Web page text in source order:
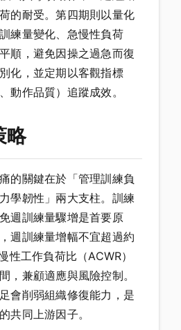
的耐受。第四期則以量化
練量變化、急慢性負荷
順，避免因操之過急而復
化，並定期以客觀指標
動作品質）追蹤成效。
略
的關鍵在於「管理訓練負
學韌性」兩大支柱。訓練
週訓練量驟增是首要原
週訓練量增幅不宜超過約
性工作負荷比（ACWR）
，兼顧適應與風險控制。
會削弱組織修復能力，是
共同上游因子。